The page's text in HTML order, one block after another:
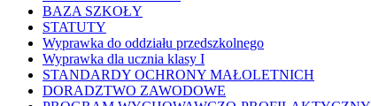
BAZA SZKOŁY
STATUTY
Wyprawka do oddziału przedszkolnego
Wyprawka dla ucznia klasy I
STANDARDY OCHRONY MAŁOLETNICH
DORADZTWO ZAWODOWE